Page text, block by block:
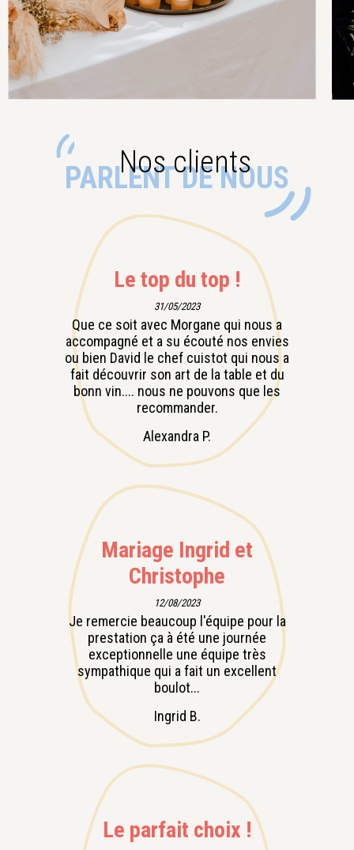
Nos clients
PARLENT DE NOUS
Le top du top !
31/05/2023
Que ce soit avec Morgane qui nous a
accompagné et a su écouté nos envies
ou bien David le chef cuistot qui nous a
fait découvrir son art de la table et du
bonn vin.... nous ne pouvons que les
recommander.
Alexandra P.
Mariage Ingrid et
Christophe
12/08/2023
Je remercie beaucoup l'équipe pour la
prestation ça à été une journée
exceptionnelle une équipe très
sympathique qui a fait un excellent
boulot...
Ingrid B.
Le parfait choix !